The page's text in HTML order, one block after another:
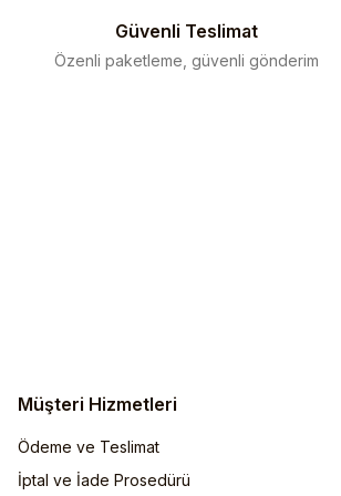
Güvenli Teslimat
Özenli paketleme, güvenli gönderim
Müşteri Hizmetleri
Ödeme ve Teslimat
İptal ve İade Prosedürü